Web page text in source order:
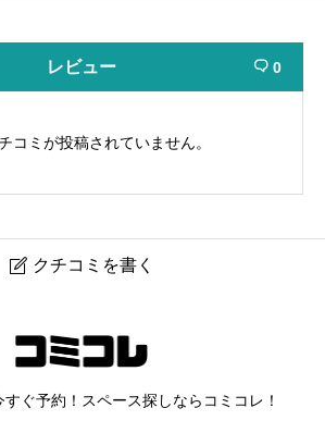
レビュー  0
コミが投稿されていません。
 クチコミを書く
意ぐ予約！スペース探しならコミコレ！